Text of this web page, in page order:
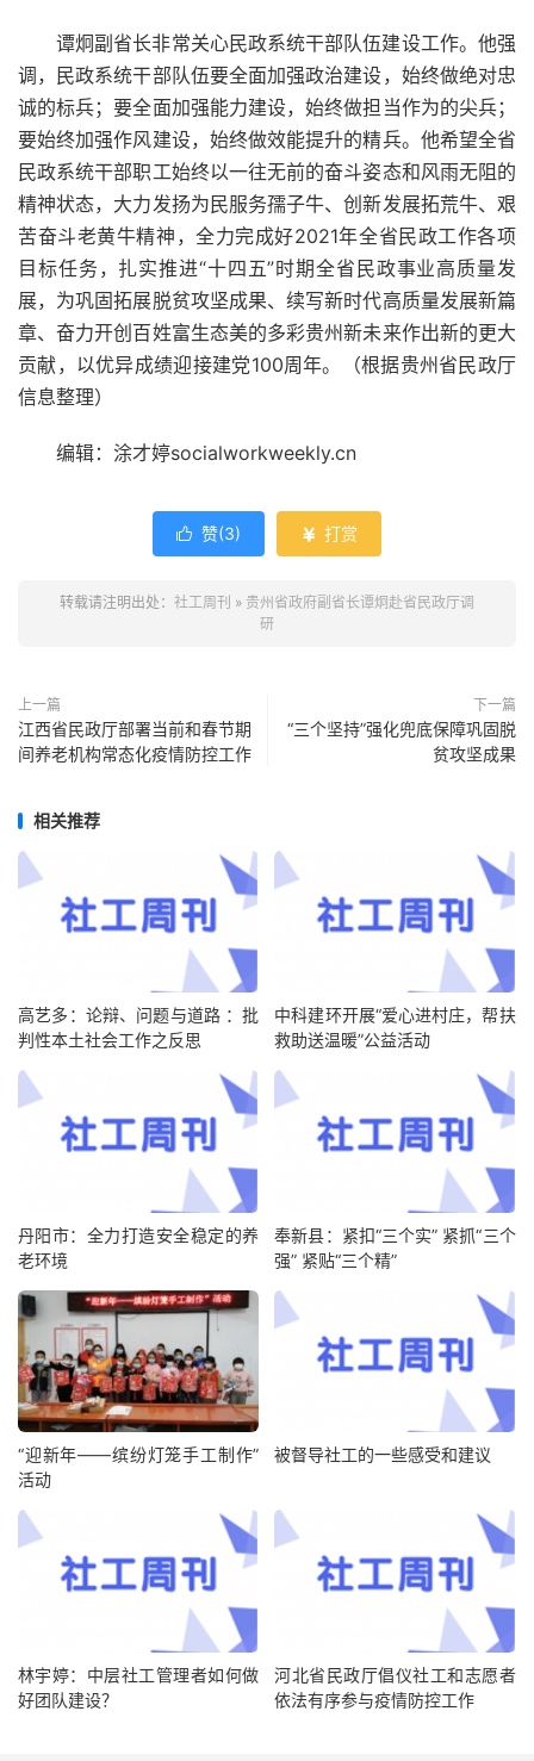
谭炯副省长非常关心民政系统干部队伍建设工作。他强
调，民政系统干部队伍要全面加强政治建设，始终做绝对忠
诚的标兵；要全面加强能力建设，始终做担当作为的尖兵；
要始终加强作风建设，始终做效能提升的精兵。他希望全省
民政系统干部职工始终以一往无前的奋斗姿态和风雨无阻的
精神状态，大力发扬为民服务孺子牛、创新发展拓荒牛、艰
苦奋斗老黄牛精神，全力完成好2021年全省民政工作各项
目标任务，扎实推进“十四五”时期全省民政事业高质量发
展，为巩固拓展脱贫攻坚成果、续写新时代高质量发展新篇
章、奋力开创百姓富生态美的多彩贵州新未来作出新的更大
贡献，以优异成绩迎接建党100周年。（根据贵州省民政厅
信息整理）
编辑：涂才婷socialworkweekly.cn
 赞(3)  打赏
转载请注明出处： 社工周刊 » 贵州省政府副省长谭炯赴省民政厅调
研
上一篇
江西省民政厅部署当前和春节期
间养老机构常态化疫情防控工作
下一篇
“三个坚持”强化兜底保障巩固脱
贫攻坚成果
相关推荐
高艺多：论辩、问题与道路 ：批
判性本土社会工作之反思
中科建环开展“爱心进村庄，帮扶
救助送温暖”公益活动
丹阳市：全力打造安全稳定的养
老环境
奉新县：紧扣“三个实” 紧抓“三个
强” 紧贴“三个精”
“迎新年——缤纷灯笼手工制作”
活动
被督导社工的一些感受和建议
林宇婷：中层社工管理者如何做
好团队建设？
河北省民政厅倡仪社工和志愿者
依法有序参与疫情防控工作